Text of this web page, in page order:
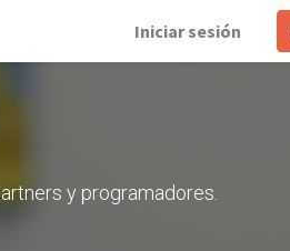
Iniciar sesión
y programadores.